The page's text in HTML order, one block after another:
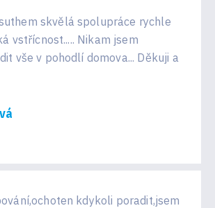
skvělá spolupráce rychle
vstřícnost..... Nikam jsem
vše v pohodlí domova... Děkuji a
kdykoli poradit,jsem